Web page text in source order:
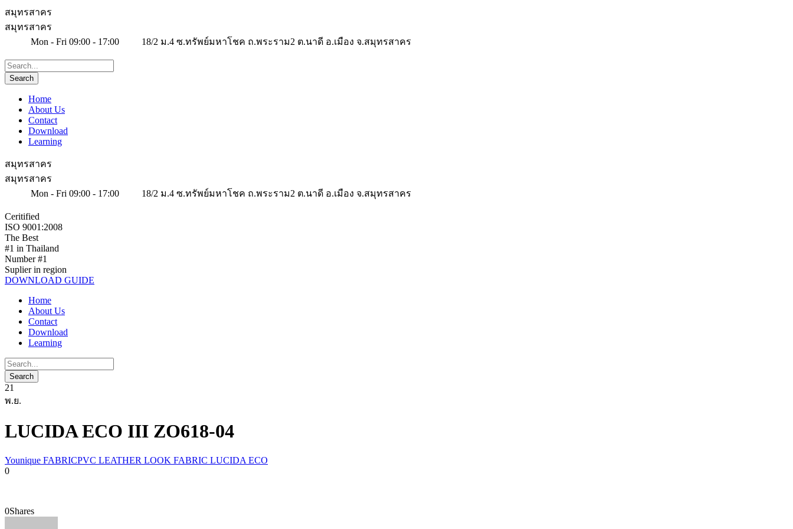
สมุทรสาคร
สมุทรสาคร
Mon - Fri 09:00 - 17:00
18/2 ม.4 ซ.ทรัพย์มหาโชค ถ.พระราม2 ต.นาดี อ.เมือง จ.สมุทรสาคร
Home
About Us
Contact
Download
Learning
สมุทรสาคร
สมุทรสาคร
Mon - Fri 09:00 - 17:00
18/2 ม.4 ซ.ทรัพย์มหาโชค ถ.พระราม2 ต.นาดี อ.เมือง จ.สมุทรสาคร
Ceritified
ISO 9001:2008
The Best
#1 in Thailand
Number #1
Suplier in region
DOWNLOAD GUIDE
Home
About Us
Contact
Download
Learning
21
พ.ย.
LUCIDA ECO III ZO618-04
Younique FABRICPVC LEATHER LOOK FABRIC LUCIDA ECO
0
0Shares